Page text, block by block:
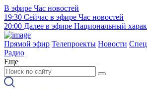
В эфире Час новостей
19:30 Сейчас в эфире Час новостей
20:00 Далее в эфире Национальный
Прямой эфир Телепроекты Новости
Радио
Еще